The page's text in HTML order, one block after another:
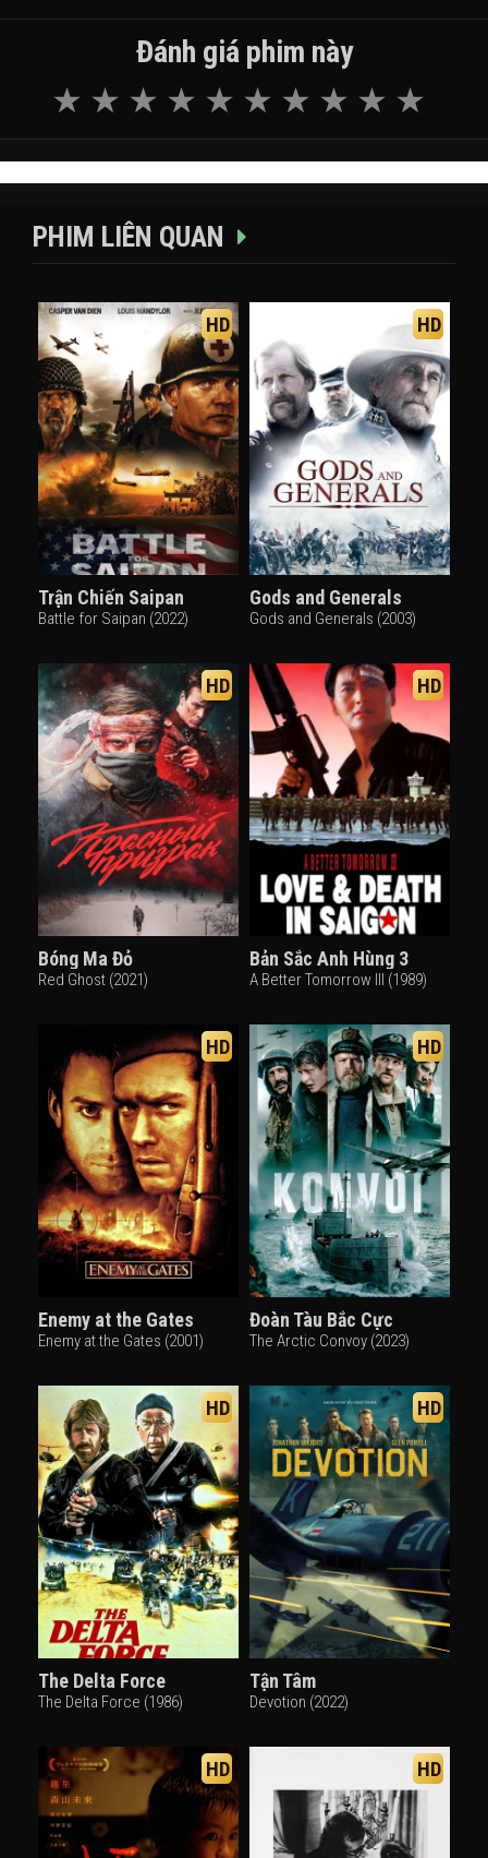
Đánh giá phim này
PHIM LIÊN QUAN
HD
Trận Chiến Saipan
Battle for Saipan (2022)
HD
Gods and Generals
Gods and Generals (2003)
HD
Bóng Ma Đỏ
Red Ghost (2021)
HD
Bản Sắc Anh Hùng 3
A Better Tomorrow III (1989)
HD
Enemy at the Gates
Enemy at the Gates (2001)
HD
Đoàn Tàu Bắc Cực
The Arctic Convoy (2023)
HD
The Delta Force
The Delta Force (1986)
HD
Tận Tâm
Devotion (2022)
HD HD